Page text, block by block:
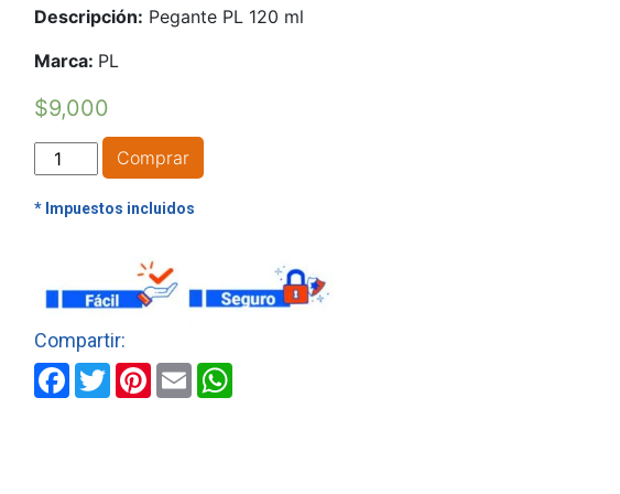
Descripción: Pegante PL 120 ml
Marca: PL
$9,000
PEGANTE
PL
X
Comprar
Facebook
TwitterPinterest
Email